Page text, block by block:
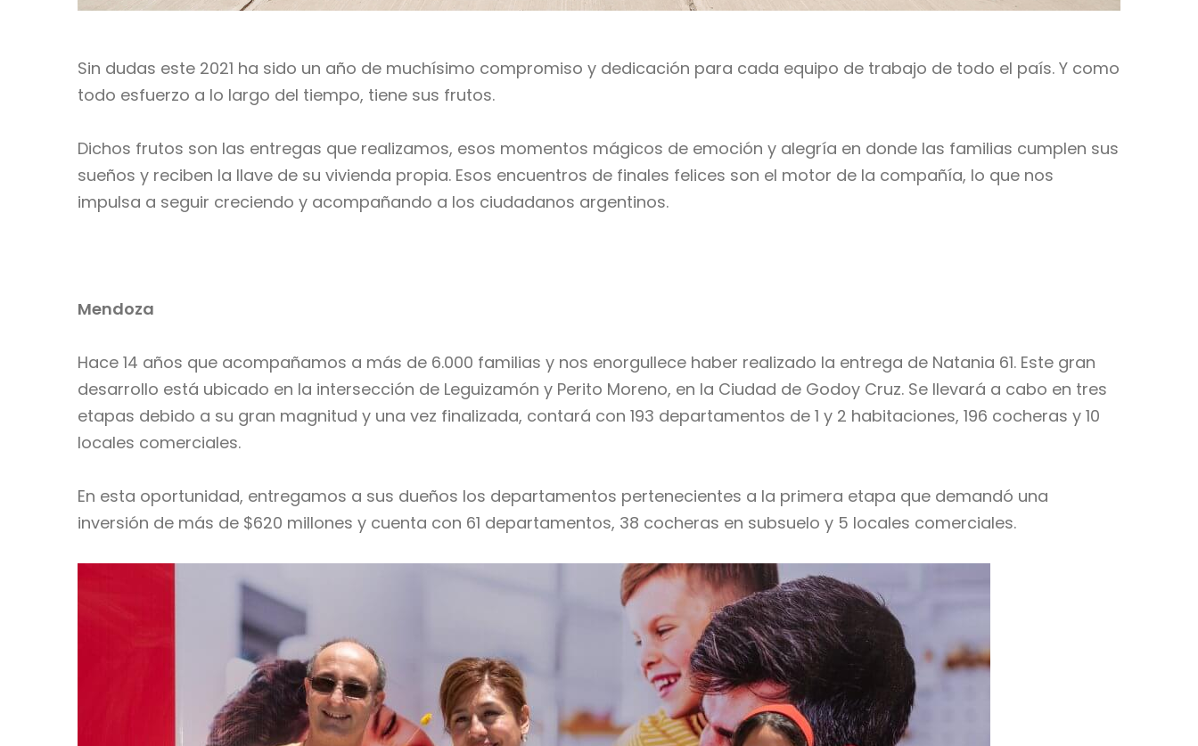
Sin dudas este 2021 ha sido un año de muchísimo compromiso y dedicación para cada equipo de trabajo de todo el país. Y como
todo esfuerzo a lo largo del tiempo, tiene sus frutos.
Dichos frutos son las entregas que realizamos, esos momentos mágicos de emoción y alegría en donde las familias cumplen sus
sueños y reciben la llave de su vivienda propia. Esos encuentros de finales felices son el motor de la compañía, lo que nos
impulsa a seguir creciendo y acompañando a los ciudadanos argentinos.
Mendoza
Hace 14 años que acompañamos a más de 6.000 familias y nos enorgullece haber realizado la entrega de Natania 61. Este gran
desarrollo está ubicado en la intersección de Leguizamón y Perito Moreno, en la Ciudad de Godoy Cruz. Se llevará a cabo en tres
etapas debido a su gran magnitud y una vez finalizada, contará con 193 departamentos de 1 y 2 habitaciones, 196 cocheras y 10
locales comerciales.
En esta oportunidad, entregamos a sus dueños los departamentos pertenecientes a la primera etapa que demandó una
inversión de más de $620 millones y cuenta con 61 departamentos, 38 cocheras en subsuelo y 5 locales comerciales.